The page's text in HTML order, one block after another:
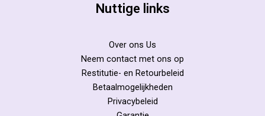
Nuttige links
Over ons Us
Neem contact met ons op
Restitutie- en Retourbeleid
Betaalmogelijkheden
Privacybeleid